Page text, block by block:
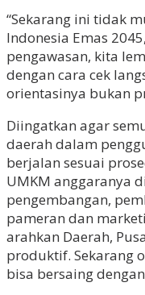
“Sekarang ini tidak
Indonesia Emas
pengawasan, kita
dengan cara cek
orientasinya bukan
Diingatkan agar
daerah dalam
berjalan sesuai
UMKM anggaranya
pengembangan,
pameran dan
arahkan Daerah,
produktif. Sekarang
bisa bersaing